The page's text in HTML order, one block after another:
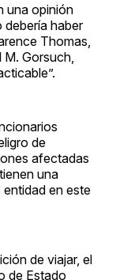
una opinión
debería haber
Thomas,
Gorsuch,
de
afectadas
una
en este
de viajar, el
de Estado